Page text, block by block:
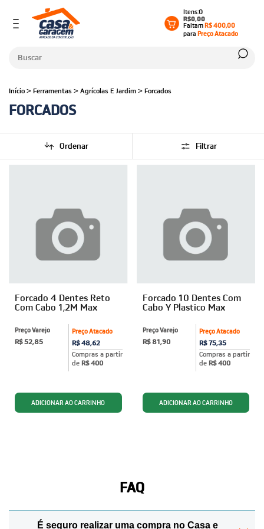
0
R$0,00
FaltamR$ 400,00
paraPreço Atacado
Início > Ferramentas > Agrícolas E Jardim > Forcados
FORCADOS
Ordenar Filtrar
Forcado 4 Dentes Reto
Com Cabo 1,2M Max
Preço Atacado
R$ 48,62
Compras a partir
de R$ 400
Preço Varejo
R$ 52,85
Forcado 10 Dentes Com
Cabo Y Plastico Max
Preço Atacado
R$ 75,35
Compras a partir
de R$ 400
Preço Varejo
R$ 81,90
FAQ
É seguro realizar uma compra no Casa e